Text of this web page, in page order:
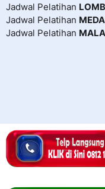
Jadwal Pelatihan
Jadwal Pelatihan
Jadwal Pelatihan